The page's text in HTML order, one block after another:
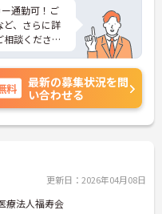
通勤可！ご
ど、さらに詳
談くださ
料
最新の募集状況を問
い合わせる
更新日：2026年04月08日
療法人福寿会